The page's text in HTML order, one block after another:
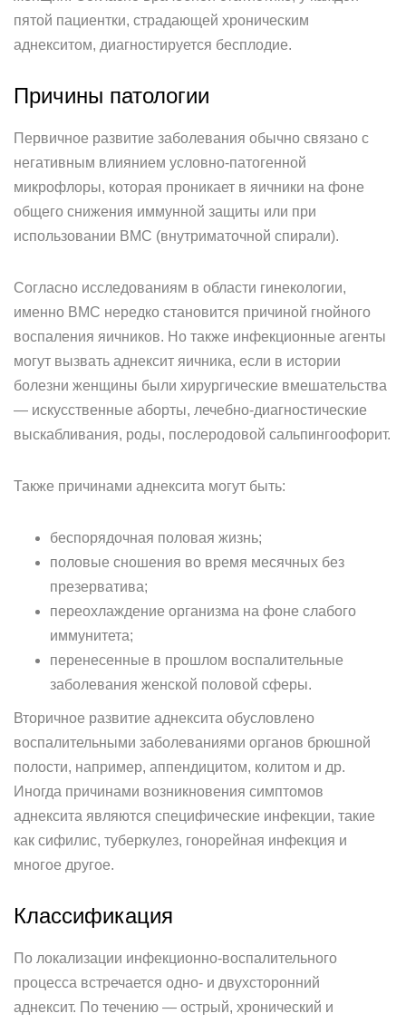
пятой пациентки, страдающей хроническим
аднекситом, диагностируется бесплодие.
Причины патологии
Первичное развитие заболевания обычно связано с
негативным влиянием условно-патогенной
микрофлоры, которая проникает в яичники на фоне
общего снижения иммунной защиты или при
использовании ВМС (внутриматочной спирали).
Согласно исследованиям в области гинекологии,
именно ВМС нередко становится причиной гнойного
воспаления яичников. Но также инфекционные агенты
могут вызвать аднексит яичника, если в истории
болезни женщины были хирургические вмешательства
— искусственные аборты, лечебно-диагностические
выскабливания, роды, послеродовой сальпингоофорит.
Также причинами аднексита могут быть:
беспорядочная половая жизнь;
половые сношения во время месячных без
презерватива;
переохлаждение организма на фоне слабого
иммунитета;
перенесенные в прошлом воспалительные
заболевания женской половой сферы.
Вторичное развитие аднексита обусловлено
воспалительными заболеваниями органов брюшной
полости, например, аппендицитом, колитом и др.
Иногда причинами возникновения симптомов
аднексита являются специфические инфекции, такие
как сифилис, туберкулез, гонорейная инфекция и
многое другое.
Классификация
По локализации инфекционно-воспалительного
процесса встречается одно- и двухсторонний
аднексит. По течению — острый, хронический и